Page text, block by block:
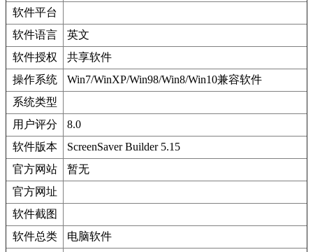
软件平台
软件语言
英文
软件授权
共享软件
操作系统
Win7/WinXP/Win98/Win8/Win10兼容软件
系统类型
用户评分
8.0
软件版本
ScreenSaver Builder 5.15
官方网站
暂无
官方网址
软件截图
软件总类
电脑软件